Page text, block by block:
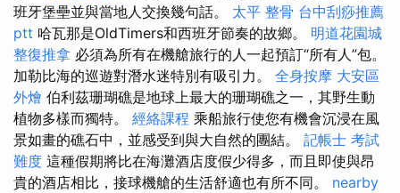
班牙堡壘並與當地人交換幾句話。 太平 整骨 台中刮痧推薦
ptt 哈瓦那是OldTimers和西班牙節奏的故鄉。 明道花園城
整復推拿 必須為所有在機艙旅行的人一起預訂“所有人”包。
加勒比海的巡遊對潛水迷特別有吸引力。 全身按摩 大安區
外燴 伯利茲珊瑚礁是地球上最大的珊瑚礁之一，其野生動
植物多樣而獨特。 經絡課程 乘船旅行使您有機會沉浸在風
景如畫的礁石中，並感受到與大自然的團結。 記帳士 考試
難度 這種假期將比在海灘酒店度假少得多，而且即使與昂
貴的酒店相比，接球機艙的生活舒適也有所不同。 nearby